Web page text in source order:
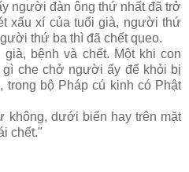
người đàn ông thứ nhất đã trở
xấu xí của tuổi già, người thứ
thứ ba thì đã chết queo.
bệnh và chết. Một khi con
che chở người ấy để khỏi bị
trong bộ Pháp cú kinh có Phật
không, dưới biển hay trên mặt
chết."